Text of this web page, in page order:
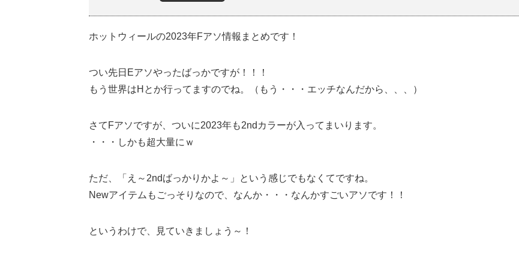
ホットウィールの2023年Fアソ情報まとめです！
つい先日Eアソやったばっかですが！！！
もう世界はHとか行ってますのでね。（もう・・・エッチなんだから、、、）
さてFアソですが、ついに2023年も2ndカラーが入ってまいります。
・・・しかも超大量にｗ
ただ、「え～2ndばっかりかよ～」という感じでもなくてですね。
Newアイテムもごっそりなので、なんか・・・なんかすごいアソです！！
というわけで、見ていきましょう～！